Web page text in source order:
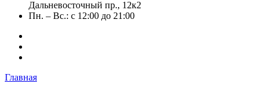
Дальневосточный пр., 12к2
Пн. – Вс.: с 12:00 до 21:00
Главная